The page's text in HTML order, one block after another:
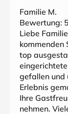
Familie M.
Bewertung: 5
Liebe
kommenden
top
gefallen und
Erlebnis
Ihre
nehmen.